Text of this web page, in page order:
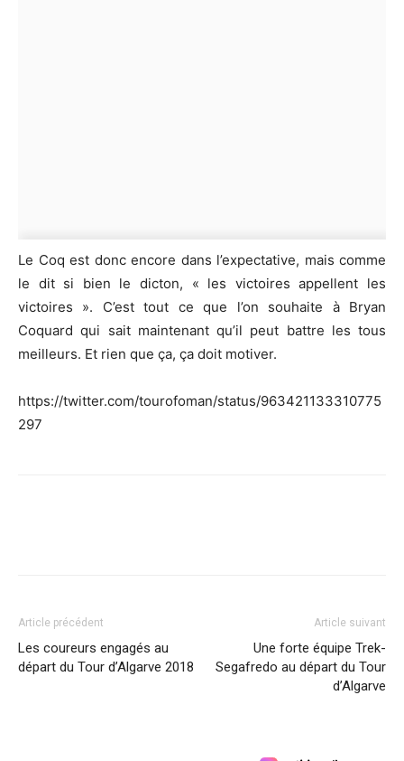
Le Coq est donc encore dans l’expectative, mais comme
le dit si bien le dicton, « les victoires appellent les
victoires ». C’est tout ce que l’on souhaite à Bryan
Coquard qui sait maintenant qu’il peut battre les tous
meilleurs. Et rien que ça, ça doit motiver.
https://twitter.com/tourofoman/status/963421133310775
297
Article précédent
Les coureurs engagés au
départ du Tour d’Algarve 2018
Article suivant
Une forte équipe Trek-
Segafredo au départ du Tour
d’Algarve